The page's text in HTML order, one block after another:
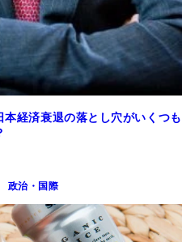
本経済衰退の落とし穴がいくつも
政治・国際